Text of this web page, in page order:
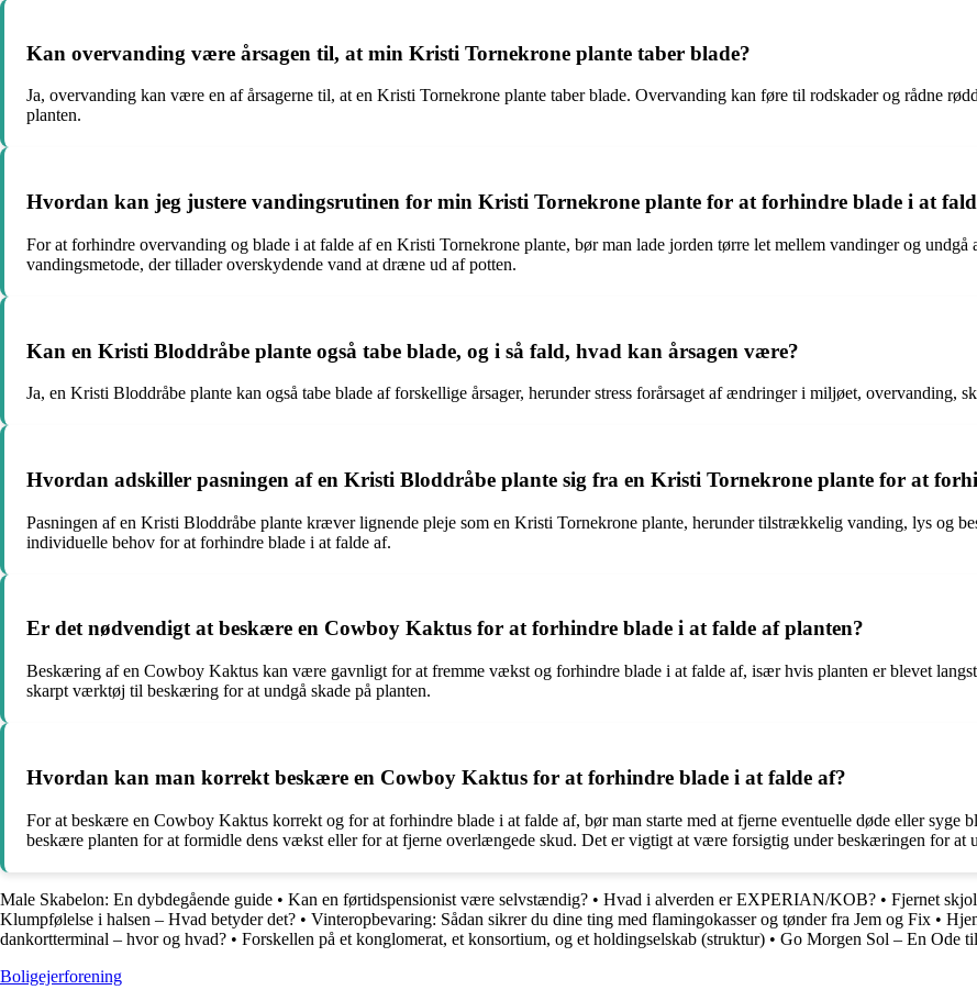
Kan overvanding være årsagen til, at min Kristi Tornekrone plante taber blade?
Ja, overvanding kan være en af årsagerne til, at en Kristi Tornekrone plante taber blade. Overvanding kan føre til rodskader og rådne
planten.
Hvordan kan jeg justere vandingsrutinen for min Kristi Tornekrone plante for at forhindre blade i at
For at forhindre overvanding og blade i at falde af en Kristi Tornekrone plante, bør man lade jorden tørre let mellem vandinger og
vandingsmetode, der tillader overskydende vand at dræne ud af potten.
Kan en Kristi Bloddråbe plante også tabe blade, og i så fald, hvad kan årsagen være?
Ja, en Kristi Bloddråbe plante kan også tabe blade af forskellige årsager, herunder stress forårsaget af ændringer i miljøet, overvanding,
Hvordan adskiller pasningen af en Kristi Bloddråbe plante sig fra en Kristi Tornekrone plante for at
Pasningen af en Kristi Bloddråbe plante kræver lignende pleje som en Kristi Tornekrone plante, herunder tilstrækkelig vanding, lys og
individuelle behov for at forhindre blade i at falde af.
Er det nødvendigt at beskære en Cowboy Kaktus for at forhindre blade i at falde af planten?
Beskæring af en Cowboy Kaktus kan være gavnligt for at fremme vækst og forhindre blade i at falde af, især hvis planten er blevet
skarpt værktøj til beskæring for at undgå skade på planten.
Hvordan kan man korrekt beskære en Cowboy Kaktus for at forhindre blade i at falde af?
For at beskære en Cowboy Kaktus korrekt og for at forhindre blade i at falde af, bør man starte med at fjerne eventuelle døde eller syge
beskære planten for at formidle dens vækst eller for at fjerne overlængede skud. Det er vigtigt at være forsigtig under beskæringen for at
Male Skabelon: En dybdegående guide • Kan en førtidspensionist være selvstændig? • Hvad i alverden er EXPERIAN/KOB? • Fjernet
Klumpfølelse i halsen – Hvad betyder det? • Vinteropbevaring: Sådan sikrer du dine ting med flamingokasser og tønder fra Jem og Fix •
dankortterminal – hvor og hvad? • Forskellen på et konglomerat, et konsortium, og et holdingselskab (struktur) • Go Morgen Sol – En Ode
Boligejerforening